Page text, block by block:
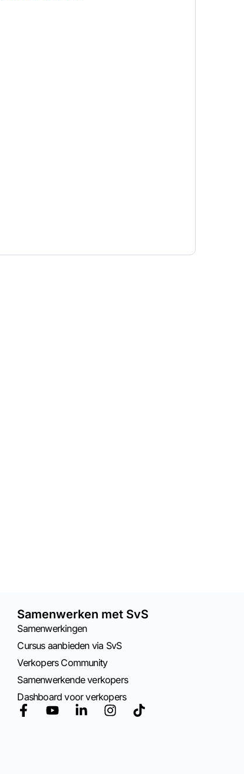
Samenwerken met SvS
Samenwerkingen
Cursus aanbieden via SvS
Verkopers Community
Samenwerkende verkopers
Dashboard voor verkopers